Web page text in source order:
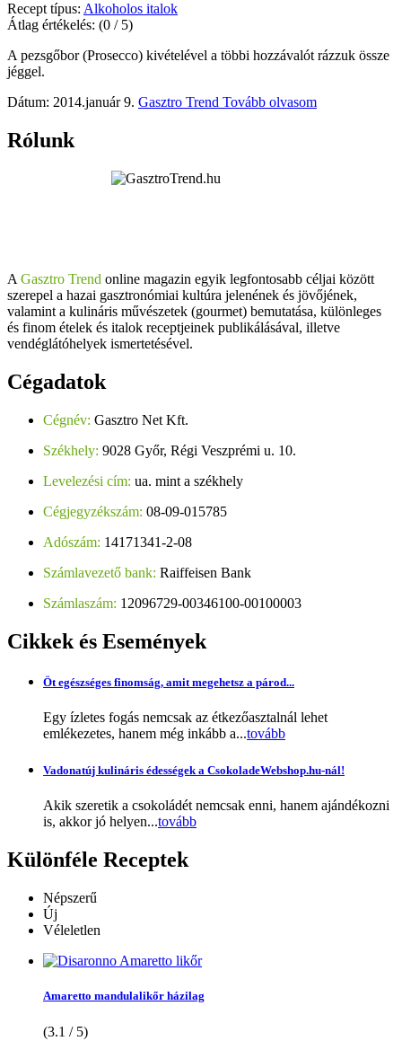
Recept típus: Alkoholos italok
Átlag értékelés: (0 / 5)
A pezsgőbor (Prosecco) kivételével a többi hozzávalót rázzuk össze
jéggel.
Dátum: 2014.január 9. Gasztro Trend Tovább olvasom
Rólunk
A Gasztro Trend online magazin egyik legfontosabb céljai között
szerepel a hazai gasztronómiai kultúra jelenének és jövőjének,
valamint a kulináris művészetek (gourmet) bemutatása, különleges
és finom ételek és italok receptjeinek publikálásával, illetve
vendéglátóhelyek ismertetésével.
Cégadatok
Cégnév: Gasztro Net Kft.
Székhely: 9028 Győr, Régi Veszprémi u. 10.
Levelezési cím: ua. mint a székhely
Cégjegyzékszám: 08-09-015785
Adószám: 14171341-2-08
Számlavezető bank: Raiffeisen Bank
Számlaszám: 12096729-00346100-00100003
Cikkek és Események
Öt egészséges finomság, amit megehetsz a párod...
Egy ízletes fogás nemcsak az étkezőasztalnál lehet
emlékezetes, hanem még inkább a...tovább
Vadonatúj kulináris édességek a CsokoladeWebshop.hu-nál!
Akik szeretik a csokoládét nemcsak enni, hanem ajándékozni
is, akkor jó helyen...tovább
Különféle Receptek
Népszerű
Új
Véleletlen
Amaretto mandulalikőr házilag
(3.1 / 5)